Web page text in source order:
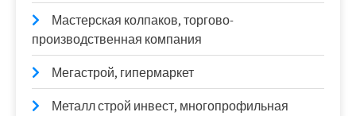
Мастерская колпаков, торгово-
производственная компания
Мегастрой, гипермаркет
Металл строй инвест, многопрофильная